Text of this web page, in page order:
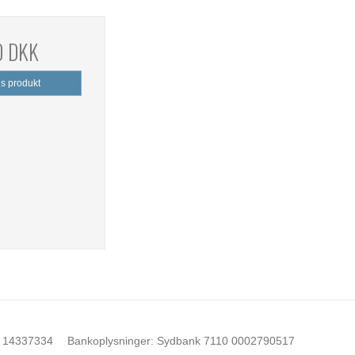
produkt
14337334 Bankoplysninger: Sydbank 7110 0002790517